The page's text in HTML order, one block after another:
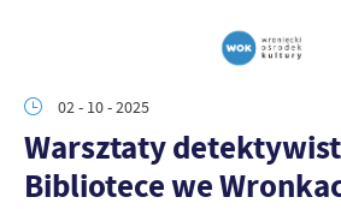
02 - 10 - 2025
Warsztaty
Bibliotece we